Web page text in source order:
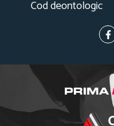
Cod deontologic